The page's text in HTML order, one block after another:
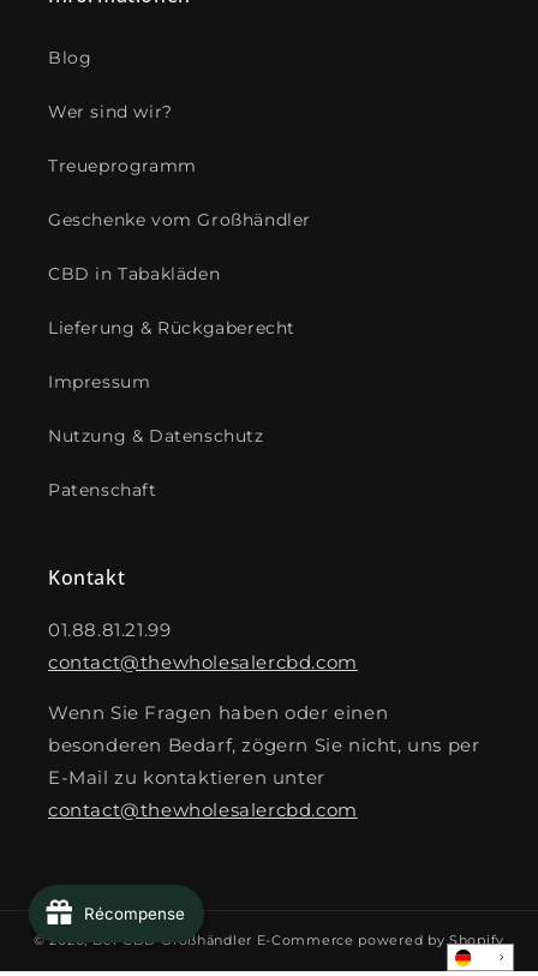
Blog
Wer sind wir?
Treueprogramm
Geschenke vom Großhändler
CBD in Tabakläden
Lieferung & Rückgaberecht
Impressum
Nutzung & Datenschutz
Patenschaft
Kontakt
01.88.81.21.99
contact@thewholesalercbd.com
Wenn Sie Fragen haben oder einen
besonderen Bedarf, zögern Sie nicht, uns per
E-Mail zu kontaktieren unter
contact@thewholesalercbd.com
© 2026,Der CBD-Großhändler E-Commerce powered by Shopify
Récompense